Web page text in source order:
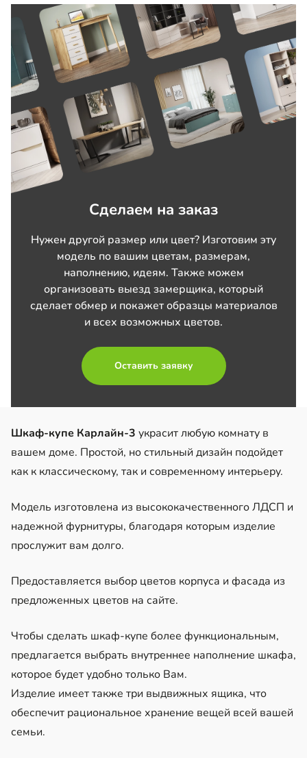
Сделаем на заказ
Нужен другой размер или цвет? Изготовим эту
модель по вашим цветам, размерам,
наполнению, идеям. Также можем
организовать выезд замерщика, который
сделает обмер и покажет образцы материалов
и всех возможных цветов.
Оставить заявку
Шкаф-купе Карлайн-3 украсит любую комнату в
вашем доме. Простой, но стильный дизайн подойдет
как к классическому, так и современному интерьеру.
Модель изготовлена из высококачественного ЛДСП и
надежной фурнитуры, благодаря которым изделие
прослужит вам долго.
Предоставляется выбор цветов корпуса и фасада из
предложенных цветов на сайте.
Чтобы сделать шкаф-купе более функциональным,
предлагается выбрать внутреннее наполнение шкафа,
которое будет удобно только Вам.
Изделие имеет также три выдвижных ящика, что
обеспечит рациональное хранение вещей всей вашей
семьи.